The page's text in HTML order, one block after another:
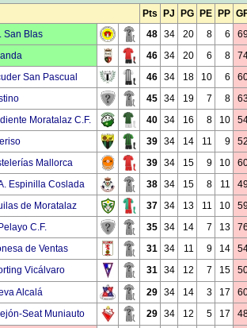
Pts PJ PG PE PP
San Blas 48 34 20 8 6
46 34 20 6 8
San Pascual 46 34 18 10 6
45 34 19 7 8
Moratalaz C.F. 40 34 16 8 10
39 34 14 11 9
Mallorca 39 34 15 9 10
Espinilla Coslada 38 34 15 8 11
de Moratalaz 37 34 13 11 10
C.F. 35 34 14 7 13
de Ventas 31 34 11 9 14
Vicálvaro 31 34 12 7 15
Alcalá 29 34 14 3 17
Seat Muniauto 29 34 12 5 17